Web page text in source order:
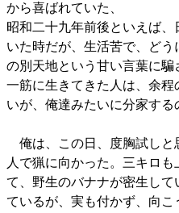
から喜ばれていた、
昭和二十九年前後といえば
いた時だが、生活苦で、ど
の別天地という甘い言葉に
一筋に生きてきた人は、余
いが、俺達みたいに分家する
俺は、この日、度胸試しと
人で猟に向かった。三キロ
て、野生のバナナが密生し
ているが、実も付かず、向こ